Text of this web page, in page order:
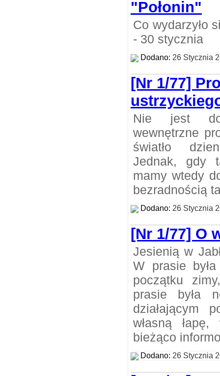
"Połonin"
Co wydarzyło
- 30 stycznia
Dodano: 26 Stycznia
[Nr 1/77]
Nie jest
wewnętrzne
światło
Jednak, gdy
mamy wtedy
bezradnością
Dodano: 26 Stycznia
[Nr 1/77] O
Jesienią w
W prasie
początku
prasie była
działającym
własną
bieżąco
Dodano: 26 Stycznia